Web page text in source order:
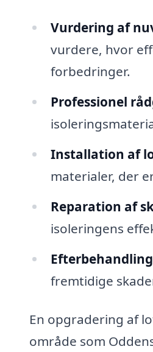
Vurdering af
vurdere, hvor
forbedringer.
Professionel
Installation af
materialer, der
Reparation af
isoleringens
fremtidige
En opgradering af
område som